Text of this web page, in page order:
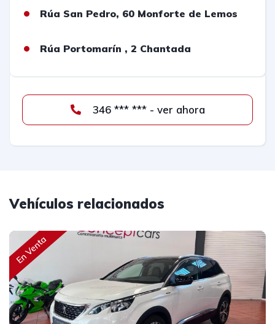
Rúa San Pedro, 60 Monforte de Lemos
Rúa Portomarín , 2 Chantada
346 *** *** - ver ahora
Vehículos relacionados
En Venta